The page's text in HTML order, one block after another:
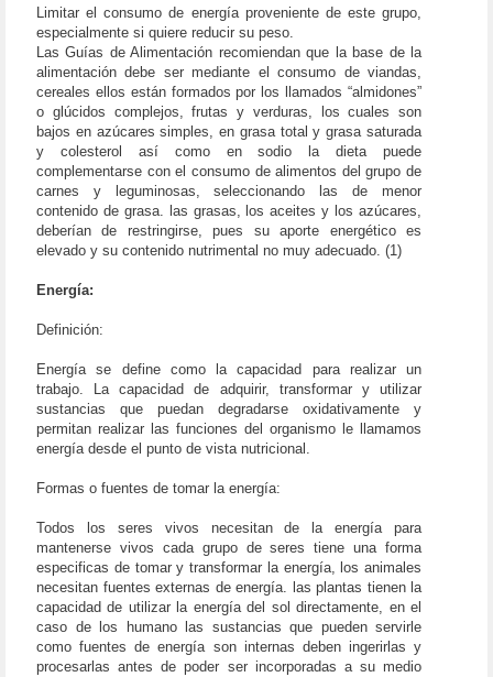
Limitar el consumo de energía proveniente de este grupo,
especialmente si quiere reducir su peso.
Las Guías de Alimentación recomiendan que la base de la
alimentación debe ser mediante el consumo de viandas,
cereales ellos están formados por los llamados “almidones”
o glúcidos complejos, frutas y verduras, los cuales son
bajos en azúcares simples, en grasa total y grasa saturada
y colesterol así como en sodio la dieta puede
complementarse con el consumo de alimentos del grupo de
carnes y leguminosas, seleccionando las de menor
contenido de grasa. las grasas, los aceites y los azúcares,
deberían de restringirse, pues su aporte energético es
elevado y su contenido nutrimental no muy adecuado. (1)
Energía:
Definición:
Energía se define como la capacidad para realizar un
trabajo. La capacidad de adquirir, transformar y utilizar
sustancias que puedan degradarse oxidativamente y
permitan realizar las funciones del organismo le llamamos
energía desde el punto de vista nutricional.
Formas o fuentes de tomar la energía:
Todos los seres vivos necesitan de la energía para
mantenerse vivos cada grupo de seres tiene una forma
especificas de tomar y transformar la energía, los animales
necesitan fuentes externas de energía. las plantas tienen la
capacidad de utilizar la energía del sol directamente, en el
caso de los humano las sustancias que pueden servirle
como fuentes de energía son internas deben ingerirlas y
procesarlas antes de poder ser incorporadas a su medio